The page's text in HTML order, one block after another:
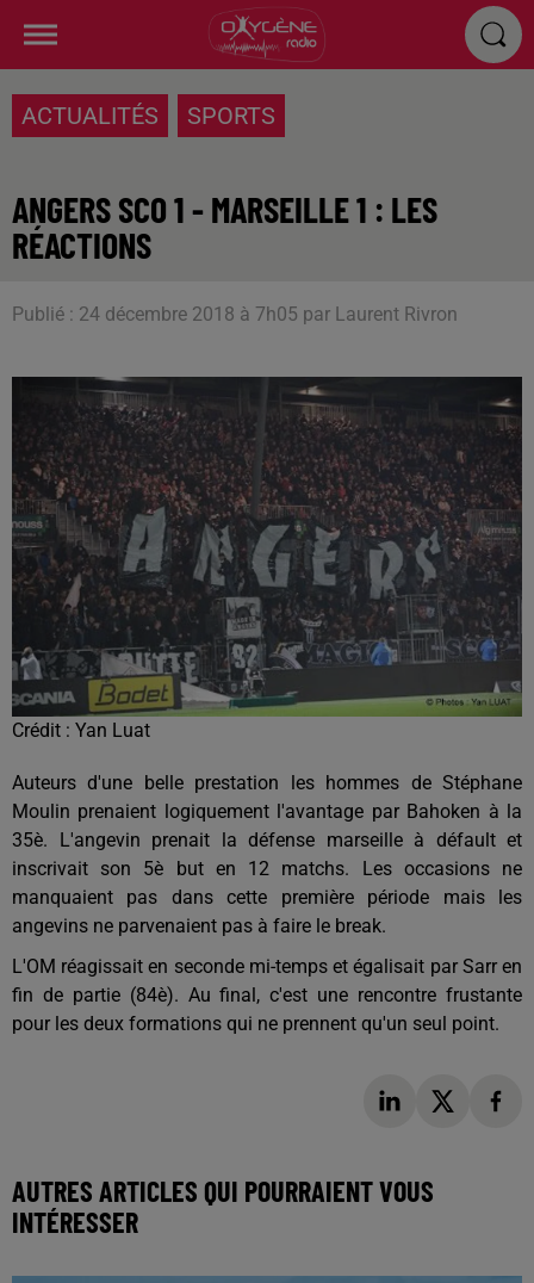
ACTUALITÉS SPORTS
ANGERS SCO 1 - MARSEILLE 1 : LES
RÉACTIONS
Publié : 24 décembre 2018 à 7h05 par Laurent Rivron
Crédit : Yan Luat
Auteurs d'une belle prestation les hommes de Stéphane
Moulin prenaient logiquement l'avantage par Bahoken à la
35è. L'angevin prenait la défense marseille à défault et
inscrivait son 5è but en 12 matchs. Les occasions ne
manquaient pas dans cette première période mais les
angevins ne parvenaient pas à faire le break.
L'OM réagissait en seconde mi-temps et égalisait par Sarr en
fin de partie (84è). Au final, c'est une rencontre frustante
pour les deux formations qui ne prennent qu'un seul point.
AUTRES ARTICLES QUI POURRAIENT VOUS
INTÉRESSER